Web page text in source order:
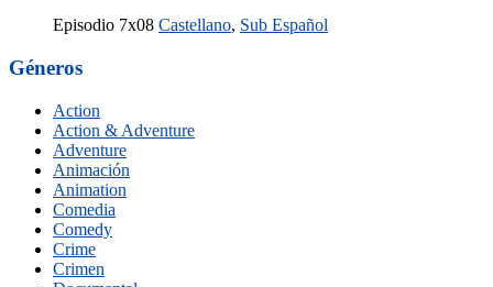
Episodio 7x08 Castellano, Sub Español
Géneros
Action
Action & Adventure
Adventure
Animación
Animation
Comedia
Comedy
Crime
Crimen